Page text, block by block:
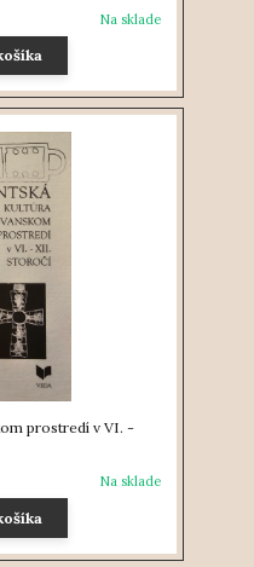
Na sklade
prostredí v VI. -
Na sklade